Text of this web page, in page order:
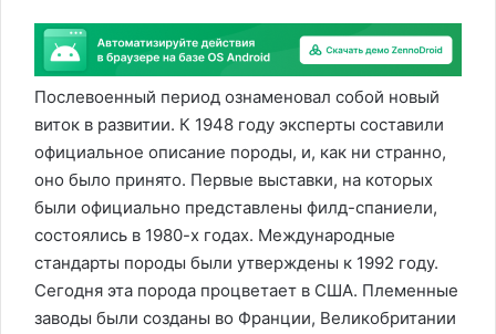
Послевоенный период ознаменовал собой новый
виток в развитии. К 1948 году эксперты составили
официальное описание породы, и, как ни странно,
оно было принято. Первые выставки, на которых
были официально представлены филд-спаниели,
состоялись в 1980-х годах. Международные
стандарты породы были утверждены к 1992 году.
Сегодня эта порода процветает в США. Племенные
заводы были созданы во Франции, Великобритании